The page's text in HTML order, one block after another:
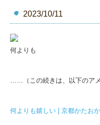
2023/10/11
何よりも
……（この続きは、以下のア
何よりも嬉しい | 京都かたお